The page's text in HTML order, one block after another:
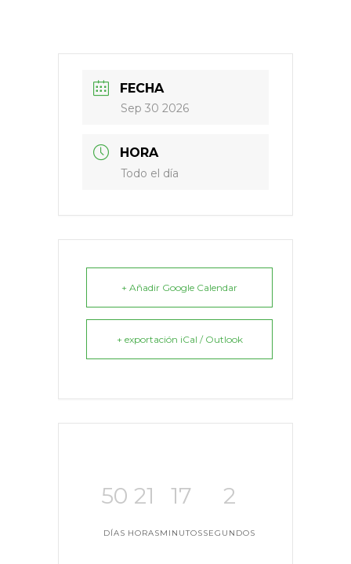
FECHA
Sep 30 2026
HORA
Todo el día
+ Añadir Google Calendar
+ exportación iCal / Outlook
50
DÍAS
21
HORAS
17
MINUTOS
2
SEGUNDOS